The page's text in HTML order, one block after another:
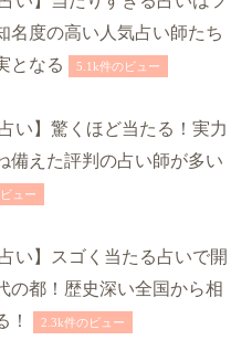
名度の高い人気占い師たち
となる
5.1k件のビュー
い】驚くほど当たる！実力
備えた評判の占い師が多い
ュー
い】スゴく当たる占いで開
の都！歴史深い全国から相
！
2.3k件のビュー